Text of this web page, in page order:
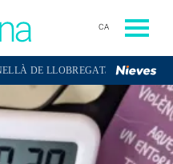
CA
LLOBREGAT31,9°SANT BOI DE